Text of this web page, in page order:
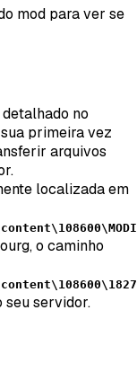
mod para ver se
no
primeira vez
arquivos
localizada em
o caminho
seu servidor.